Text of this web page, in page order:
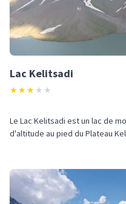
Lac Kelitsadi
★★★ ★ ★
Le Lac Kelitsadi est un lac de
d'altitude au pied du Plateau